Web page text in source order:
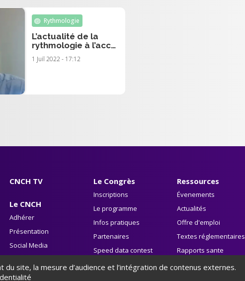
Rythmologie
L’actualité de la
rythmologie à l’acc
2021
1 Juil 2022 - 17:12
CNCH TV
Le CNCH
Adhérer
Présentation
Social Media
Le Congrès
Inscriptions
Le programme
Infos pratiques
Partenaires
Speed data contest
Ressources
Évenements
Actualités
Offre d'emploi
Textes réglementaires
Rapports sante
site, la mesure d’audience et l’intégration de contenus externes.